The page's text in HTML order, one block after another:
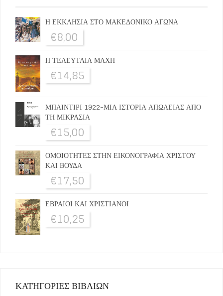
Η ΕΚΚΛΗΣΙΑ ΣΤΟ ΜΑΚΕΔΟΝΙΚΟ ΑΓΩΝΑ
€8,00
Η ΤΕΛΕΥΤΑΙΑ ΜΑΧΗ
€14,85
ΜΠΑΙΝΤΙΡΙ 1922-ΜΙΑ ΙΣΤΟΡΙΑ ΑΠΩΛΕΙΑΣ ΑΠΟ
ΤΗ ΜΙΚΡΑΣΙΑ
€15,00
ΟΜΟΙΟΤΗΤΕΣ ΣΤΗΝ ΕΙΚΟΝΟΓΡΑΦΙΑ ΧΡΙΣΤΟΥ
ΚΑΙ ΒΟΥΔΑ
€17,50
ΕΒΡΑΙΟΙ ΚΑΙ ΧΡΙΣΤΙΑΝΟΙ
€10,25
ΚΑΤΗΓΟΡΙΕΣ ΒΙΒΛΙΩΝ